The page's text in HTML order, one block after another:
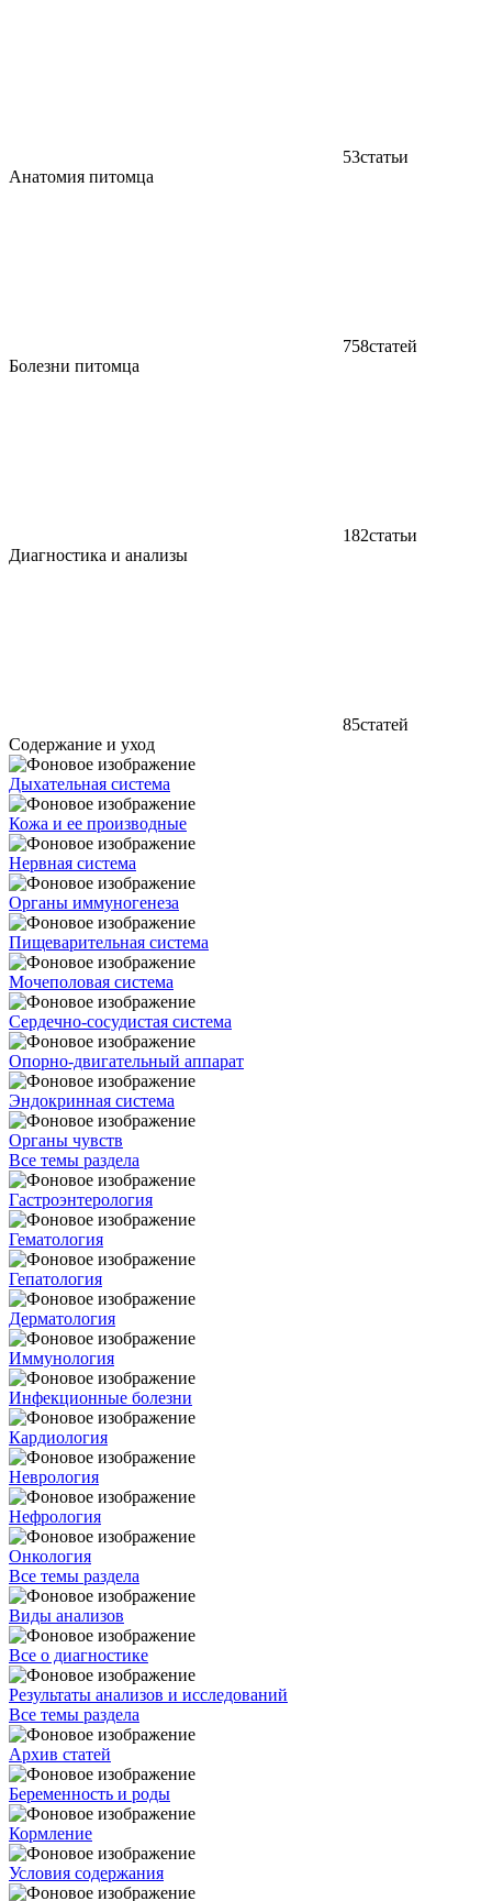
53статьи
Анатомия питомца
758статей
Болезни питомца
182статьи
Диагностика и анализы
85статей
Содержание и уход
Дыхательная система
Кожа и ее производные
Нервная система
Органы иммуногенеза
Пищеварительная система
Мочеполовая система
Сердечно-сосудистая система
Опорно-двигательный аппарат
Эндокринная система
Органы чувств
Все темы раздела
Гастроэнтерология
Гематология
Гепатология
Дерматология
Иммунология
Инфекционные болезни
Кардиология
Неврология
Нефрология
Онкология
Все темы раздела
Виды анализов
Все о диагностике
Результаты анализов и исследований
Все темы раздела
Архив статей
Беременность и роды
Кормление
Условия содержания